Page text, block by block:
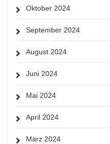
Oktober 2024
September 2024
August 2024
Juni 2024
Mai 2024
April 2024
März 2024